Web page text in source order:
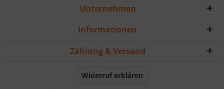
Unternehmen
Informationen
Zahlung & Versand
Widerruf erklären